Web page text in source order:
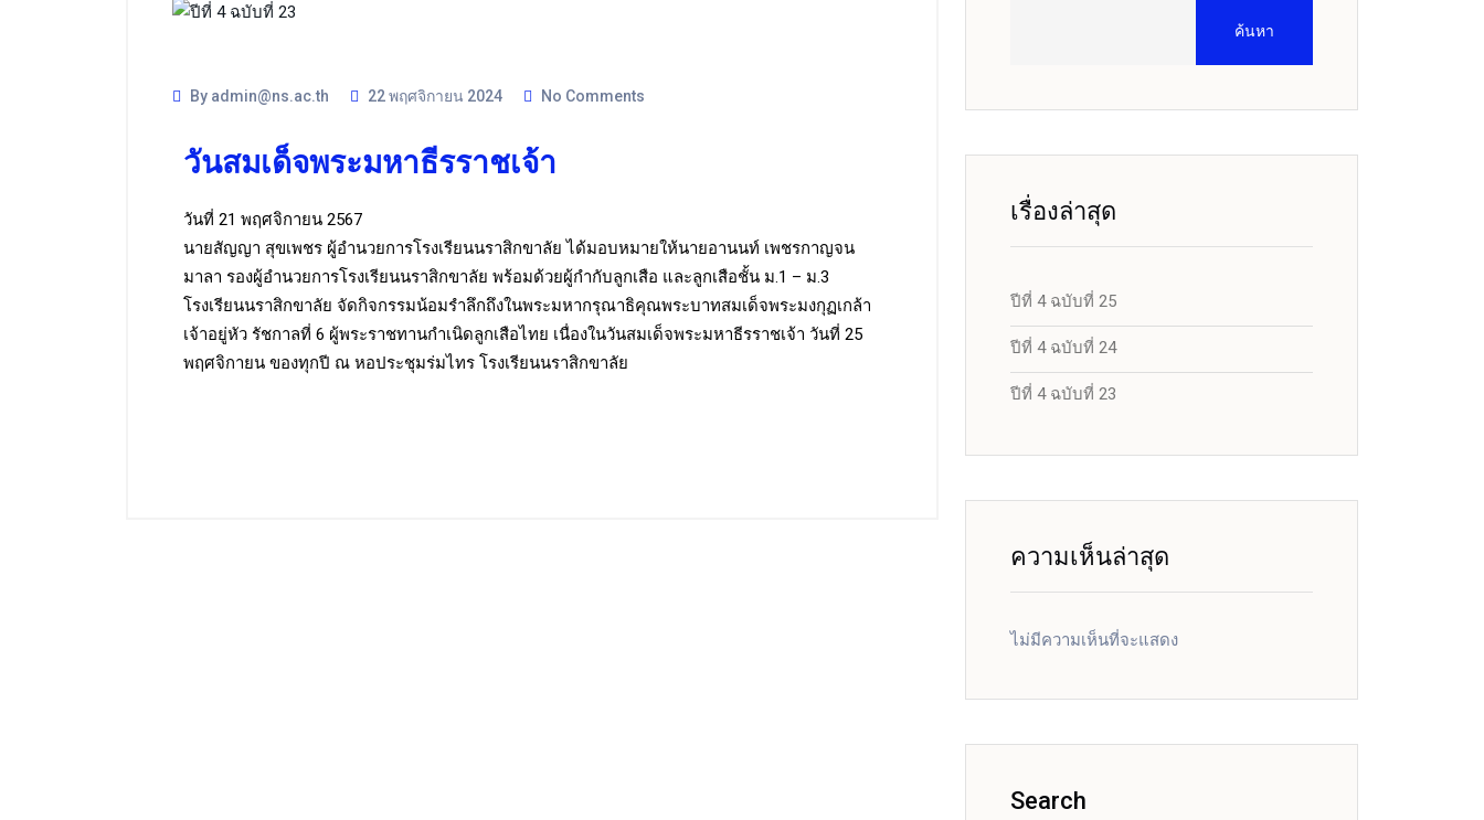
By admin@ns.ac.th 22 พฤศจิกายน 2024 No Comments
วันสมเด็จพระมหาธีรราชเจ้า
วันที่ 21 พฤศจิกายน 2567
นายสัญญา สุขเพชร ผู้อำนวยการโรงเรียนนราสิกขาลัย ได้มอบหมายให้นายอานนท์ เพชรกาญจน
มาลา รองผู้อำนวยการโรงเรียนนราสิกขาลัย พร้อมด้วยผู้กำกับลูกเสือ และลูกเสือชั้น ม.1 – ม.3
โรงเรียนนราสิกขาลัย จัดกิจกรรมน้อมรำลึกถึงในพระมหากรุณาธิคุณพระบาทสมเด็จพระมงกุฏเกล้า
เจ้าอยู่หัว รัชกาลที่ 6 ผู้พระราชทานกำเนิดลูกเสือไทย เนื่องในวันสมเด็จพระมหาธีรราชเจ้า วันที่ 25
พฤศจิกายน ของทุกปี ณ หอประชุมร่มไทร โรงเรียนนราสิกขาลัย
ค้นหา
เรื่องล่าสุด
ปีที่ 4 ฉบับที่ 25
ปีที่ 4 ฉบับที่ 24
ปีที่ 4 ฉบับที่ 23
ความเห็นล่าสุด
ไม่มีความเห็นที่จะแสดง
Search